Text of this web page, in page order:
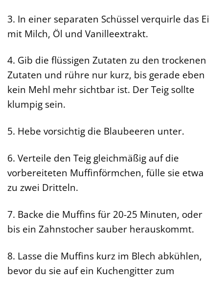
3. In einer separaten Schüssel verquirle das Ei
mit Milch, Öl und Vanilleextrakt.
4. Gib die flüssigen Zutaten zu den trockenen
Zutaten und rühre nur kurz, bis gerade eben
kein Mehl mehr sichtbar ist. Der Teig sollte
klumpig sein.
5. Hebe vorsichtig die Blaubeeren unter.
6. Verteile den Teig gleichmäßig auf die
vorbereiteten Muffinförmchen, fülle sie etwa
zu zwei Dritteln.
7. Backe die Muffins für 20-25 Minuten, oder
bis ein Zahnstocher sauber herauskommt.
8. Lasse die Muffins kurz im Blech abkühlen,
bevor du sie auf ein Kuchengitter zum